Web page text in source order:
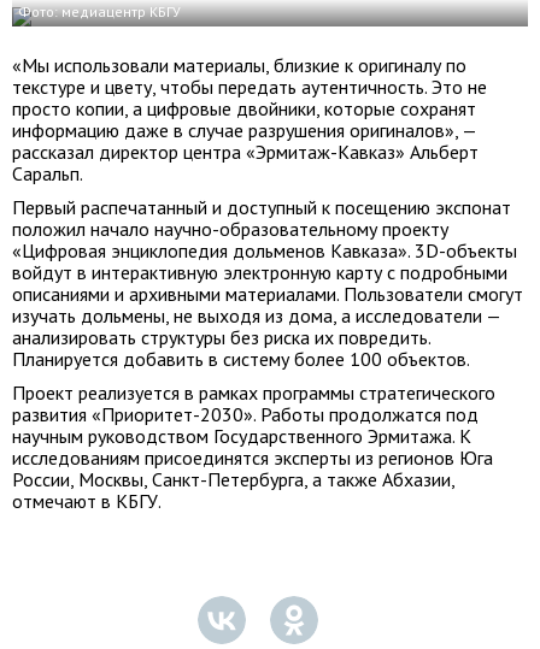
Фото: медиацентр КБГУ
«Мы использовали материалы, близкие к оригиналу по
текстуре и цвету, чтобы передать аутентичность. Это не
просто копии, а цифровые двойники, которые сохранят
информацию даже в случае разрушения оригиналов», —
рассказал директор центра «Эрмитаж-Кавказ» Альберт
Саральп.
Первый распечатанный и доступный к посещению экспонат
положил начало научно-образовательному проекту
«Цифровая энциклопедия дольменов Кавказа». 3D-объекты
войдут в интерактивную электронную карту с подробными
описаниями и архивными материалами. Пользователи смогут
изучать дольмены, не выходя из дома, а исследователи —
анализировать структуры без риска их повредить.
Планируется добавить в систему более 100 объектов.
Проект реализуется в рамках программы стратегического
развития «Приоритет-2030». Работы продолжатся под
научным руководством Государственного Эрмитажа. К
исследованиям присоединятся эксперты из регионов Юга
России, Москвы, Санкт-Петербурга, а также Абхазии,
отмечают в КБГУ.